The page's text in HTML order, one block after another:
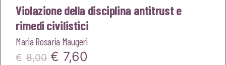
Violazione della disciplina antitrust e
rimedi civilistici
Maria Rosaria Maugeri
€ 8,00 Il
€ 7,60